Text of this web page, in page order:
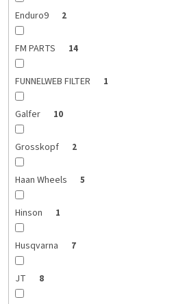
Enduro9 2
FM PARTS 14
FUNNELWEB FILTER 1
Galfer 10
Grosskopf 2
Haan Wheels 5
Hinson 1
Husqvarna 7
JT 8